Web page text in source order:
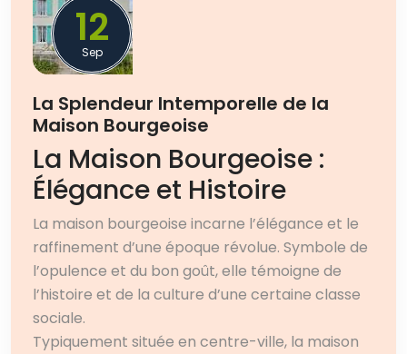
12
Sep
La Splendeur Intemporelle de la
Maison Bourgeoise
La Maison Bourgeoise :
Élégance et Histoire
La maison bourgeoise incarne l’élégance et le
raffinement d’une époque révolue. Symbole de
l’opulence et du bon goût, elle témoigne de
l’histoire et de la culture d’une certaine classe
sociale.
Typiquement située en centre-ville, la maison